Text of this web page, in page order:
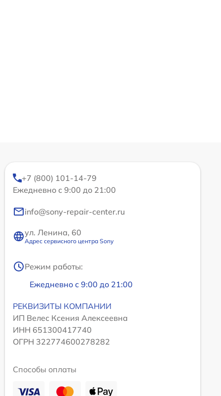
+7 (800) 101-14-79
Ежедневно с 9:00 до 21:00
info@sony-repair-center.ru
ул. Ленина, 60
Адрес сервисного центра Sony
Режим работы:
Ежедневно с 9:00 до 21:00
РЕКВИЗИТЫ КОМПАНИИ
ИП Велес Ксения Алексеевна
ИНН 651300417740
ОГРН 322774600278282
Способы оплаты